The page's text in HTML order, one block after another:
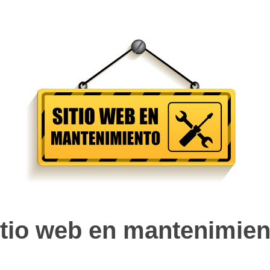
web en